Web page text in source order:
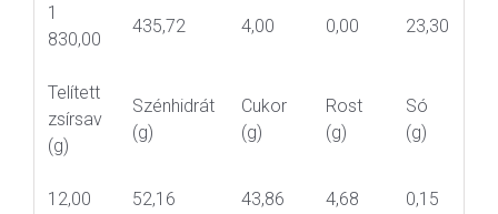
1
830,00
435,72 4,00 0,00 23,30
Telített
zsírsav
(g)
Szénhidrát
(g)
Cukor
(g)
Rost
(g)
Só
(g)
12,00 52,16 43,86 4,68 0,15